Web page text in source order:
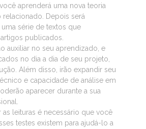
aprenderá uma nova teoria
relacionado. Depois será
série de textos que
publicados.
auxiliar no seu aprendizado, e
no dia a dia de seu projeto,
Além disso, irão expandir seu
e capacidade de análise em
aparecer durante a sua
leituras é necessário que você
testes existem para ajudá-lo a